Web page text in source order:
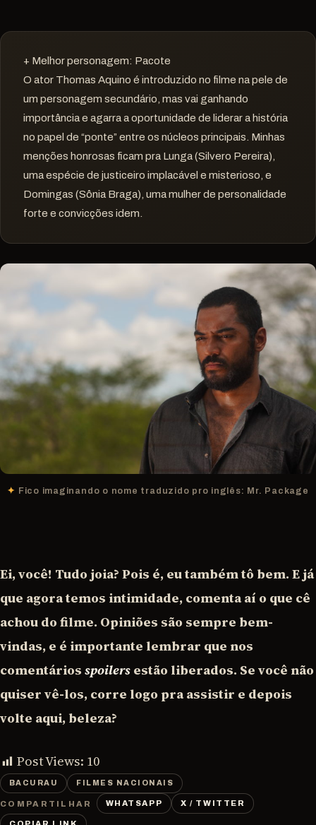
+ Melhor personagem: Pacote
O ator Thomas Aquino é introduzido no filme na pele de
um personagem secundário, mas vai ganhando
importância e agarra a oportunidade de liderar a história
no papel de “ponte” entre os núcleos principais. Minhas
menções honrosas ficam pra Lunga (Silvero Pereira),
uma espécie de justiceiro implacável e misterioso, e
Domingas (Sônia Braga), uma mulher de personalidade
forte e convicções idem.
Fico imaginando o nome traduzido pro inglês: Mr. Package
Ei, você! Tudo joia? Pois é, eu também tô bem. E já
que agora temos intimidade, comenta aí o que cê
achou do filme. Opiniões são sempre bem-
vindas, e é importante lembrar que nos
comentários spoilers estão liberados. Se você não
quiser vê-los, corre logo pra assistir e depois
volte aqui, beleza?
Post Views: 10
BACURAU FILMES NACIONAIS
COMPARTILHAR WHATSAPP X / TWITTER